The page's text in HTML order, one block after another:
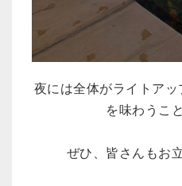
夜には全体がライトア
を味わうこ
ぜひ、皆さんもお